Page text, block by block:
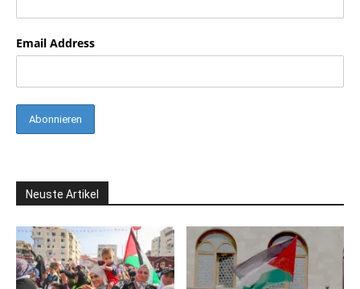
Email Address
Neuste Artikel